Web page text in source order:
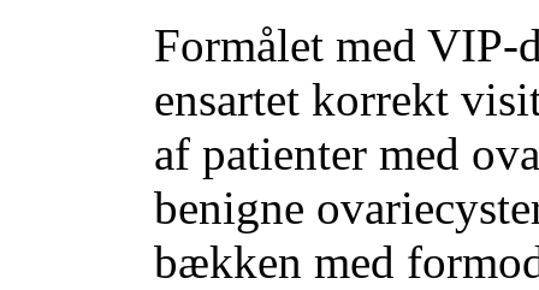
Formålet med VIP-
ensartet korrekt
af patienter med
benigne
bækken med